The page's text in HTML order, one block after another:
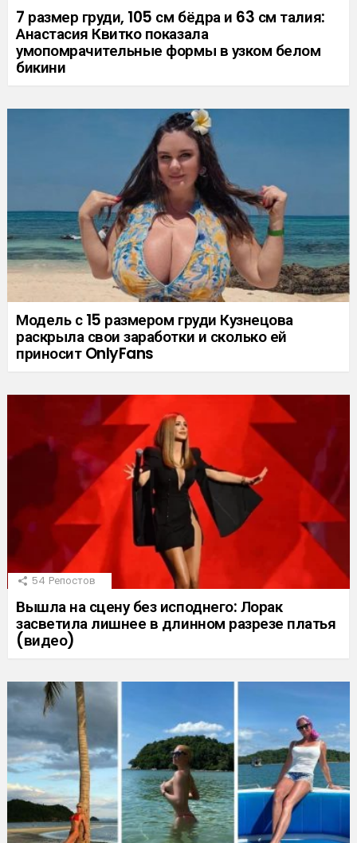
7 размер груди, 105 см бёдра и 63 см талия:
Анастасия Квитко показала
умопомрачительные формы в узком белом
бикини
Модель с 15 размером груди Кузнецова
раскрыла свои заработки и сколько ей
приносит OnlyFans
54 Репостов
Вышла на сцену без исподнего: Лорак
засветила лишнее в длинном разрезе платья
(видео)